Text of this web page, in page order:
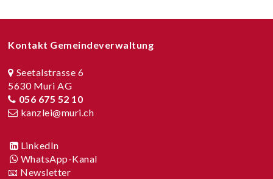
Kontakt Gemeindeverwaltung
Seetalstrasse 6
5630 Muri AG
056 675 52 10
kanzlei@muri.ch
LinkedIn
WhatsApp-Kanal
📧 Newsletter